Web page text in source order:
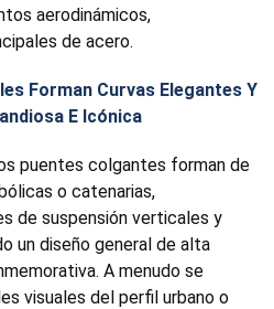
aerodinámicos,
de acero.
Forman Curvas Elegantes Y
E Icónica
puentes colgantes forman de
o catenarias,
de suspensión verticales y
un diseño general de alta
A menudo se
visuales del perfil urbano o